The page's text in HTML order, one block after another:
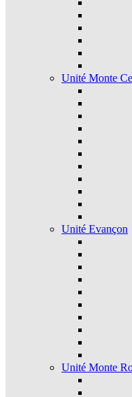
Unité Monte
Unité Evançon
Unité Monte